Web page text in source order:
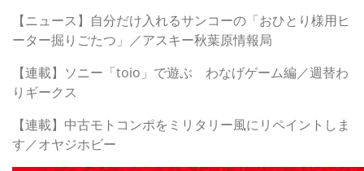
【ニュース】自分だけ入れるサンコーの「おひとり様用ヒ
ーター掘りごたつ」／アスキー秋葉原情報局
【連載】ソニー「toio」で遊ぶ わなげゲーム編／週替わ
りギークス
【連載】中古モトコンポをミリタリー風にリペイントしま
す／オヤジホビー